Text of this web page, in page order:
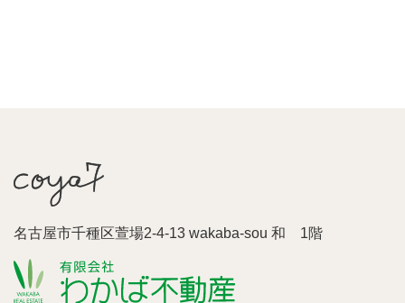
名古屋市千種区萱場2-4-13 wakaba-sou 和 1階